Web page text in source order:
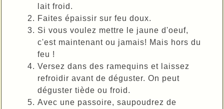
lait froid.
Faites épaissir sur feu doux.
Si vous voulez mettre le jaune d'oeuf,
c'est maintenant ou jamais! Mais hors du
feu !
Versez dans des ramequins et laissez
refroidir avant de déguster. On peut
déguster tiède ou froid.
Avec une passoire, saupoudrez de